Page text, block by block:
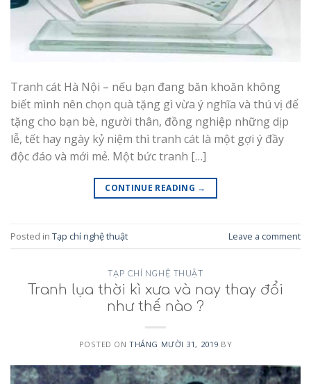
Tranh cát Hà Nội – nếu bạn đang băn khoăn không
biết mình nên chọn quà tặng gì vừa ý nghĩa và thú vị để
tặng cho bạn bè, người thân, đồng nghiệp những dịp
lễ, tết hay ngày kỷ niệm thì tranh cát là một gợi ý đầy
độc đáo và mới mẻ. Một bức tranh […]
CONTINUE READING →
Posted in Tạp chí nghệ thuật Leave a comment
TẠP CHÍ NGHỆ THUẬT
Tranh lụa thời kì xưa và nay thay đổi
như thế nào ?
POSTED ONTHÁNG MƯỜI 31, 2019 BY